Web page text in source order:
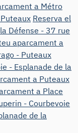
a Métro
Reserva el
Défense - 37 rue
aparcament a
- Puteaux
- Esplanade de la
a Puteaux
a Place
- Courbevoie
de la